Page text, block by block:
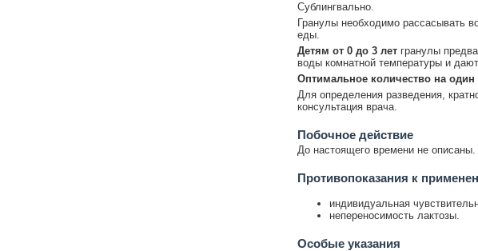
Сублингвально.
Гранулы необходимо рассасывать
еды.
Детям от 0 до 3 летгранулы
воды комнатной температуры и
Оптимальное количество на один
Для определения разведения,
консультация врача.
Побочное действие
До настоящего времени не описаны.
Противопоказания к
индивидуальная
непереносимость лактозы.
Особые указания